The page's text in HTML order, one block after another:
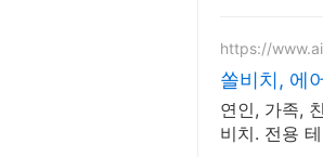
https://
쏠비치, 에
연인, 가족,
비치. 전용